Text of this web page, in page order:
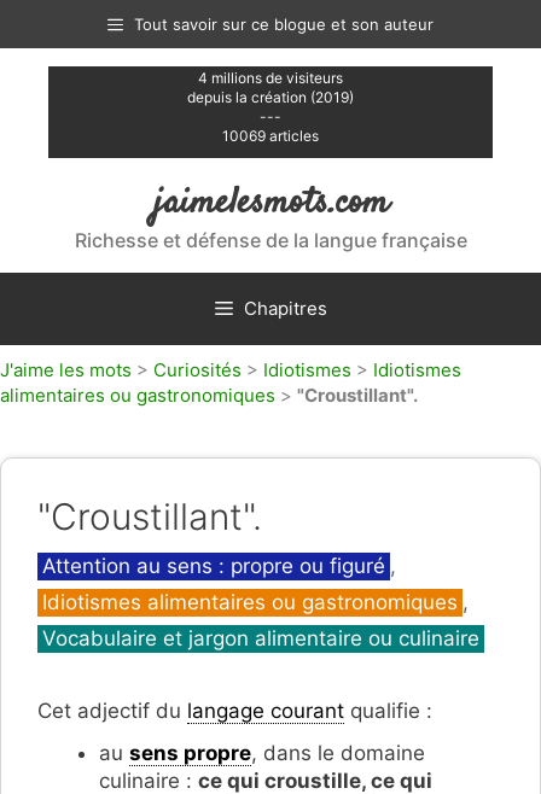
contenu
Tout savoir sur ce blogue et son auteur
4 millions de visiteurs
depuis la création (2019)
---
10069 articles
jaimelesmots.com
Richesse et défense de la langue française
Chapitres
J'aime les mots > Curiosités > Idiotismes > Idiotismes
alimentaires ou gastronomiques > "Croustillant".
"Croustillant".
Catégories
Attention au sens : propre ou figuré ,
Idiotismes alimentaires ou gastronomiques ,
Vocabulaire et jargon alimentaire ou culinaire
Cet adjectif du langage courant qualifie :
au sens propre, dans le domaine
culinaire : ce qui croustille, ce qui